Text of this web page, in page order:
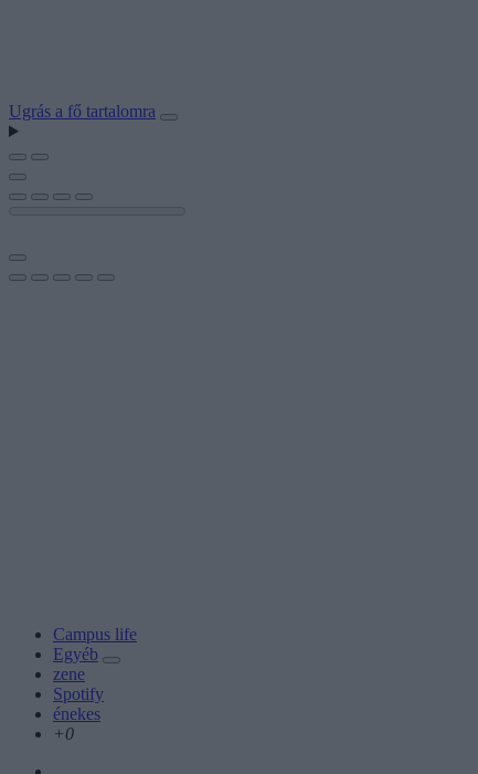
Ugrás a fő tartalomra
Campus life
Egyéb
zene
Spotify
énekes
+0